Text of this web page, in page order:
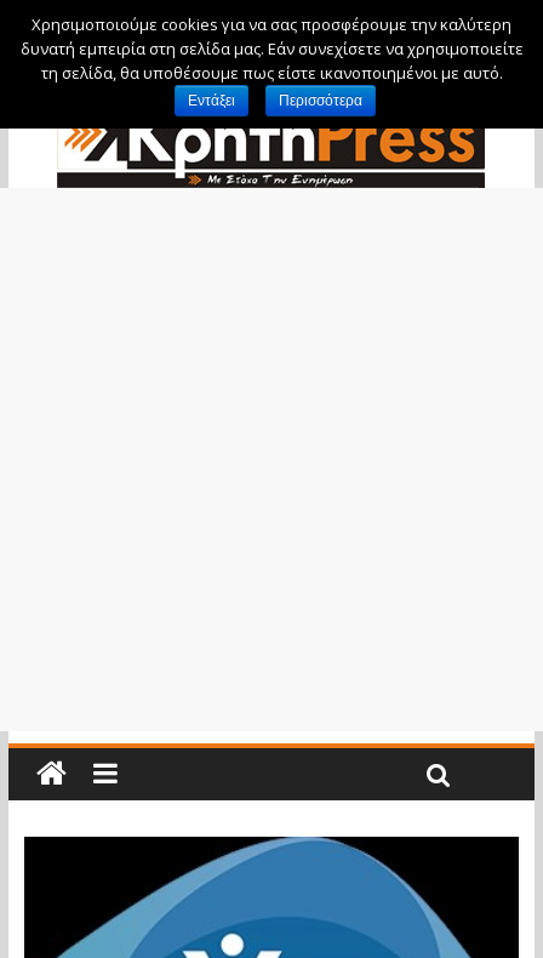
Κυριακή, 9 Αυγούστου, 2026
Χρησιμοποιούμε cookies για να σας προσφέρουμε την καλύτερη
δυνατή εμπειρία στη σελίδα μας. Εάν συνεχίσετε να χρησιμοποιείτε
τη σελίδα, θα υποθέσουμε πως είστε ικανοποιημένοι με αυτό.
Εντάξει Περισσότερα